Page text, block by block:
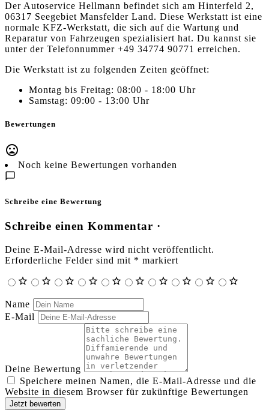
Der Autoservice Hellmann befindet sich am Hinterfeld 2,
06317 Seegebiet Mansfelder Land. Diese Werkstatt ist eine
normale KFZ-Werkstatt, die sich auf die Wartung und
Reparatur von Fahrzeugen spezialisiert hat. Du kannst sie
unter der Telefonnummer +49 34774 90771 erreichen.
Die Werkstatt ist zu folgenden Zeiten geöffnet:
Montag bis Freitag: 08:00 - 18:00 Uhr
Samstag: 09:00 - 13:00 Uhr
Bewertungen
Noch keine Bewertungen vorhanden
Schreibe eine Bewertung
Schreibe einen Kommentar ·
Deine E-Mail-Adresse wird nicht veröffentlicht.
Erforderliche Felder sind mit * markiert
Name
E-Mail
Deine Bewertung
Speichere meinen Namen, die E-Mail-Adresse und die
Website in diesem Browser für zukünftige Bewertungen
Jetzt bewerten